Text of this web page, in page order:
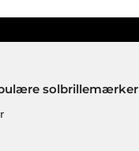
solbrillemærker